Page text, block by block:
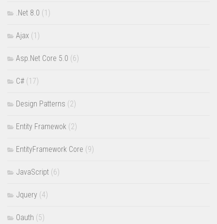
.Net 8.0 (1)
Ajax (1)
Asp.Net Core 5.0 (6)
C# (17)
Design Patterns (2)
Entity Framewok (2)
EntityFramework Core (9)
JavaScript (6)
Jquery (4)
Oauth (5)